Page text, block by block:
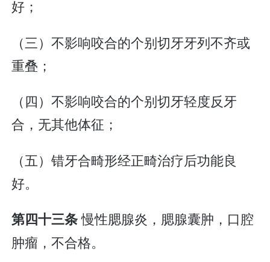
好；
（三）不影响咬合的个别切牙牙列不齐或
重叠；
（四）不影响咬合的个别切牙轻度反牙
合，无其他体征；
（五）错牙合畸形经正畸治疗后功能良
好。
第四十三条慢性腮腺炎，腮腺囊肿，口腔
肿瘤，不合格。